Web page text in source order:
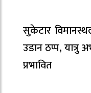
सुकेटार
उडान ठप्प, यात्रु
प्रभावित